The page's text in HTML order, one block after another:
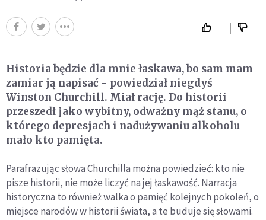
Historia będzie dla mnie łaskawa, bo sam mam
zamiar ją napisać - powiedział niegdyś
Winston Churchill. Miał rację. Do historii
przeszedł jako wybitny, odważny mąż stanu, o
którego depresjach i nadużywaniu alkoholu
mało kto pamięta.
Parafrazując słowa Churchilla można powiedzieć: kto nie
pisze historii, nie może liczyć na jej łaskawość. Narracja
historyczna to również walka o pamięć kolejnych pokoleń, o
miejsce narodów w historii świata, a te buduje się słowami.